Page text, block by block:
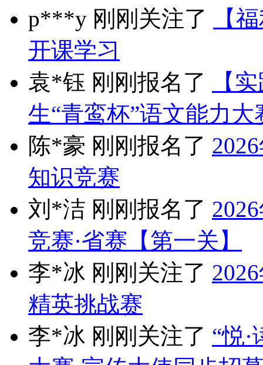
p***y 刚刚关注了
【
开课学习
袁*钰 刚刚报名了
【
生“青鸾杯”语文能力大
陈*豪 刚刚报名了
知识竞赛
刘*洁 刚刚报名了
竞赛·省赛【第一关】
李*冰 刚刚关注了
精英挑战赛
李*冰 刚刚关注了 “悦